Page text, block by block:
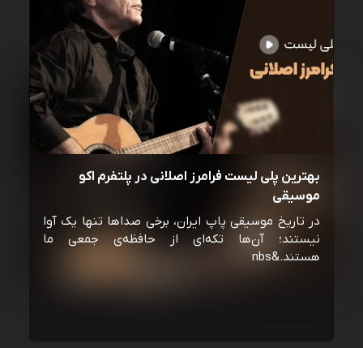
بهترین پلی لیست فرامرز اصلانی در پلتفرم اکو
موسیقی
در تاریخ موسیقی پاپ ایران، برخی صداها تنها یک آوا
نیستند؛ آن‌ها تکه‌ای از حافظه‌ی جمعی ما
هستند.&nbs